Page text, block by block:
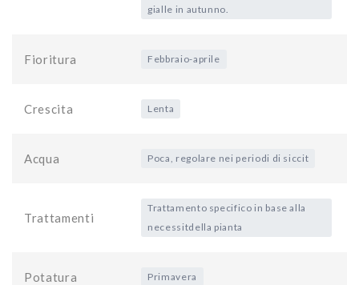
gialle in autunno.
Fioritura Febbraio-aprile
Crescita Lenta
Acqua Poca, regolare nei periodi di siccit
Trattamenti
Trattamento specifico in base alla
necessitdella pianta
Potatura Primavera